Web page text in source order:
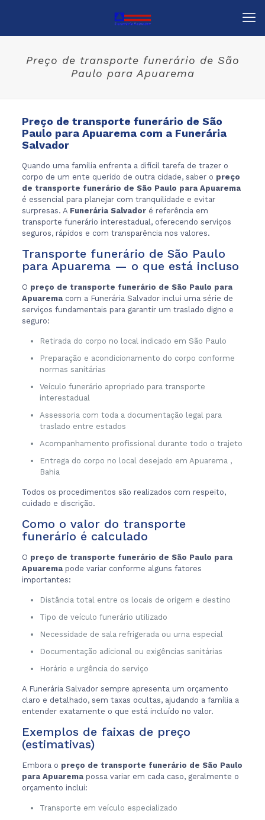
Preço de transporte funerário de São
Paulo para Apuarema
Preço de transporte funerário de São
Paulo para Apuarema com a Funerária
Salvador
Quando uma família enfrenta a difícil tarefa de trazer o
corpo de um ente querido de outra cidade, saber o preço
de transporte funerário de São Paulo para Apuarema
é essencial para planejar com tranquilidade e evitar
surpresas. A Funerária Salvadoré referência em
transporte funerário interestadual, oferecendo serviços
seguros, rápidos e com transparência nos valores.
Transporte funerário de São Paulo
para Apuarema — o que está incluso
O preço de transporte funerário de São Paulo para
Apuarema com a Funerária Salvador inclui uma série de
serviços fundamentais para garantir um traslado digno e
seguro:
Retirada do corpo no local indicado em São Paulo
Preparação e acondicionamento do corpo conforme
normas sanitárias
Veículo funerário apropriado para transporte
interestadual
Assessoria com toda a documentação legal para
traslado entre estados
Acompanhamento profissional durante todo o trajeto
Entrega do corpo no local desejado em Apuarema ,
Bahia
Todos os procedimentos são realizados com respeito,
cuidado e discrição.
Como o valor do transporte
funerário é calculado
O preço de transporte funerário de São Paulo para
Apuarema pode variar conforme alguns fatores
importantes:
Distância total entre os locais de origem e destino
Tipo de veículo funerário utilizado
Necessidade de sala refrigerada ou urna especial
Documentação adicional ou exigências sanitárias
Horário e urgência do serviço
A Funerária Salvador sempre apresenta um orçamento
claro e detalhado, sem taxas ocultas, ajudando a família a
entender exatamente o que está incluído no valor.
Exemplos de faixas de preço
(estimativas)
Embora o preço de transporte funerário de São Paulo
para Apuarema possa variar em cada caso, geralmente o
orçamento inclui:
Transporte em veículo especializado